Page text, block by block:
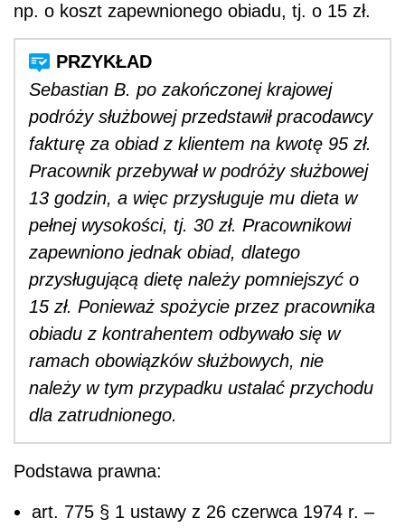
np. o koszt zapewnionego obiadu, tj. o 15 zł.
Sebastian B. po zakończonej krajowej
podróży służbowej przedstawił pracodawcy
fakturę za obiad z klientem na kwotę 95 zł.
Pracownik przebywał w podróży służbowej
13 godzin, a więc przysługuje mu dieta w
pełnej wysokości, tj. 30 zł. Pracownikowi
zapewniono jednak obiad, dlatego
przysługującą dietę należy pomniejszyć o
15 zł. Ponieważ spożycie przez pracownika
obiadu z kontrahentem odbywało się w
ramach obowiązków służbowych, nie
należy w tym przypadku ustalać przychodu
dla zatrudnionego.
Podstawa prawna:
art. 775 § 1 ustawy z 26 czerwca 1974 r. –